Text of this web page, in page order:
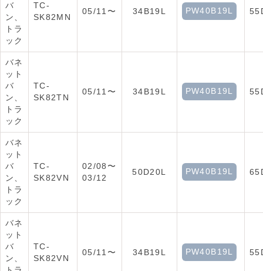
バ
ン、
トラ
ック
TC-
SK82MN
05/11〜 34B19L PW40B19L
バネ
ット
バ
ン、
トラ
ック
TC-
SK82TN
05/11〜 34B19L PW40B19L
バネ
ット
バ
ン、
トラ
ック
TC-
SK82VN
02/08〜
03/12
50D20L PW40B19L
バネ
ット
バ
ン、
TC-
SK82VN
05/11〜 34B19L PW40B19L